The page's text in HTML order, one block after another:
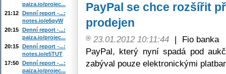
PayPal se chce rozšířit
prodejen
23.01.2012 10:11:44 |
Fio banka
PayPal, který nyní spadá pod
zabýval pouze elektronickými
paiza.io/projec...
21:12 Denní report -...:
notes.io/e6qyW
20:15 Denní report -...:
paiza.io/projec...
20:15 Denní report -...:
notes.io/e5TUT
17:50 Denní report -...:
paiza.io/projec...